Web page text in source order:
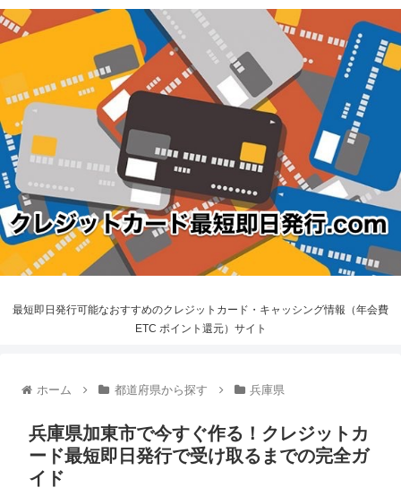
最短即日発行可能なおすすめのクレジットカード・キャッシング情報（年会費
ETC ポイント還元）サイト
ホーム 都道府県から探す 兵庫県
兵庫県加東市で今すぐ作る！クレジットカ
ード最短即日発行で受け取るまでの完全ガ
イド